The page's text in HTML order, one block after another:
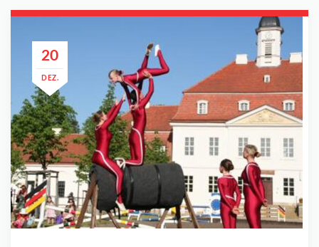
20
DEZ.